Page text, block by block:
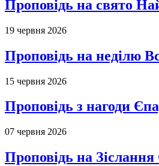
Проповідь на свято
19 червня 2026
Проповідь на неділю
15 червня 2026
Проповідь з нагоди
07 червня 2026
Проповідь на